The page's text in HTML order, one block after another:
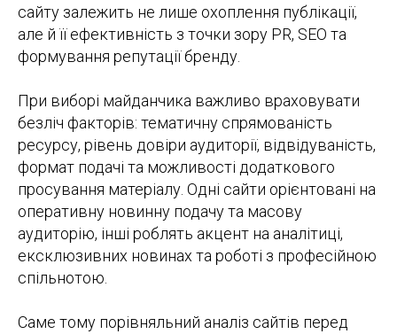
сайту залежить не лише охоплення публікації,
але й її ефективність з точки зору PR, SEO та
формування репутації бренду.
При виборі майданчика важливо враховувати
безліч факторів: тематичну спрямованість
ресурсу, рівень довіри аудиторії, відвідуваність,
формат подачі та можливості додаткового
просування матеріалу. Одні сайти орієнтовані на
оперативну новинну подачу та масову
аудиторію, інші роблять акцент на аналітиці,
ексклюзивних новинах та роботі з професійною
спільнотою.
Саме тому порівняльний аналіз сайтів перед